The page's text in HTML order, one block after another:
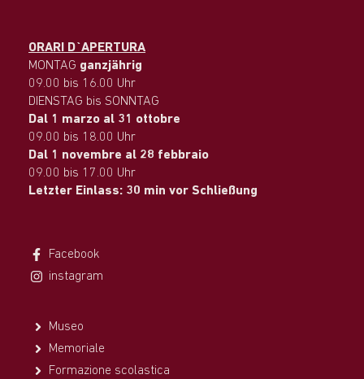
ORARI D`APERTURA
MONTAG ganzjährig
09.00 bis 16.00 Uhr
DIENSTAG bis SONNTAG
Dal 1 marzo al 31 ottobre
09.00 bis 18.00 Uhr
Dal 1 novembre al 28 febbraio
09.00 bis 17.00 Uhr
Letzter Einlass: 30 min vor Schließung
Facebook
instagram
Museo
Memoriale
Formazione scolastica